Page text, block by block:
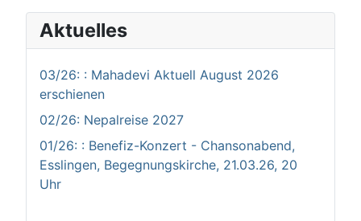
Aktuelles
03/26: : Mahadevi Aktuell August 2026
erschienen
02/26: Nepalreise 2027
01/26: : Benefiz-Konzert - Chansonabend,
Esslingen, Begegnungskirche, 21.03.26, 20
Uhr